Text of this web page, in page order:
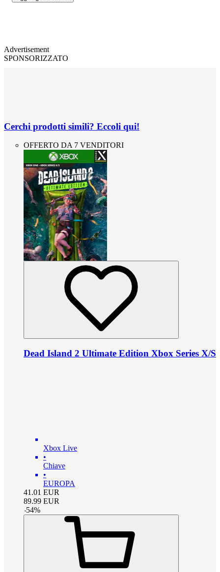
Advertisement
SPONSORIZZATO
Cerchi prodotti simili? Eccoli qui!
OFFERTO DA 7 VENDITORI
Dead Island 2 Ultimate Edition Xbox Series X/S
Xbox Live
•
Chiave
•
EUROPA
41.01 EUR
89.99 EUR
-54%